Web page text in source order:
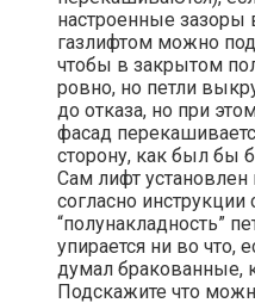
настроенные зазоры
газлифтом можно
чтобы в закрытом
ровно, но петли
до отказа, но при
фасад
сторону, как был бы
Сам лифт установлен
согласно инструкции
“полунакладность”
упирается ни во что,
думал бракованные,
Подскажите что